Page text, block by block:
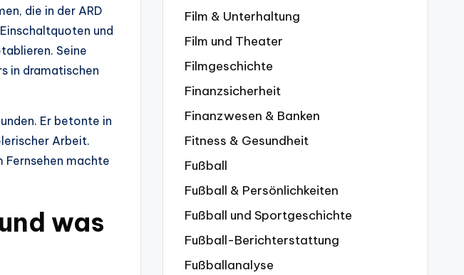
die in der ARD
und
Seine
in dramatischen
Er betonte in
Arbeit.
Fernsehen machte
was
Film & Unterhaltung
Film und Theater
Filmgeschichte
Finanzsicherheit
Finanzwesen & Banken
Fitness & Gesundheit
Fußball
Fußball & Persönlichkeiten
Fußball und Sportgeschichte
Fußball-Berichterstattung
Fußballanalyse